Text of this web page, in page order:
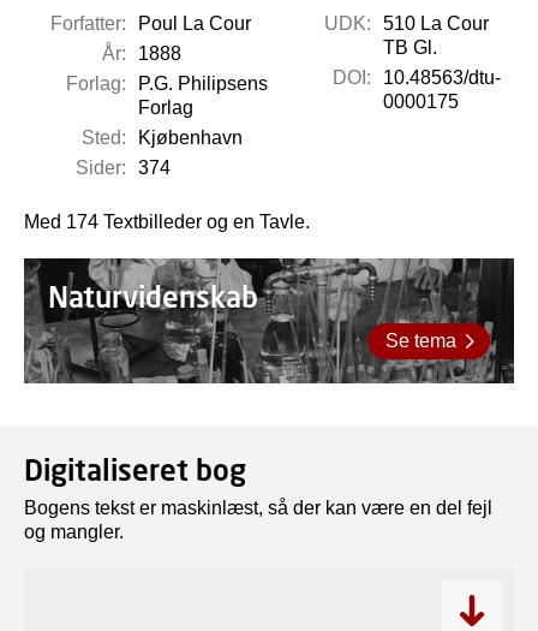
Forfatter:
Poul La Cour
År:
1888
Forlag:
P.G. Philipsens
Forlag
Sted:
Kjøbenhavn
Sider:
374
UDK:
510 La Cour
TB Gl.
DOI:
10.48563/dtu-
0000175
Med 174 Textbilleder og en Tavle.
Naturvidenskab
Se tema
Digitaliseret bog
Bogens tekst er maskinlæst, så der kan være en del fejl
og mangler.